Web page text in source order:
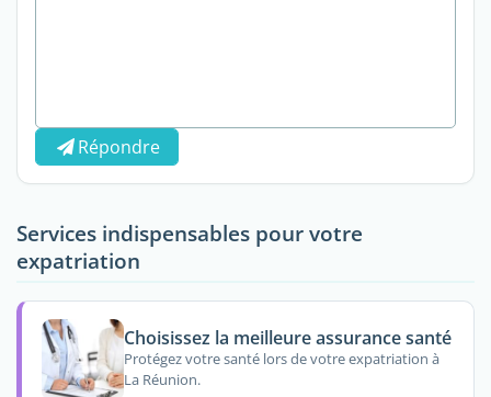
Répondre
Services indispensables pour votre
expatriation
Choisissez la meilleure assurance santé
Protégez votre santé lors de votre expatriation à
La Réunion.